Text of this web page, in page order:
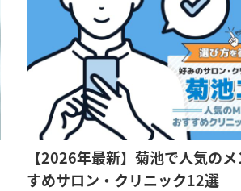
【2026年最新】菊池で人気の
すめサロン・クリニック12選